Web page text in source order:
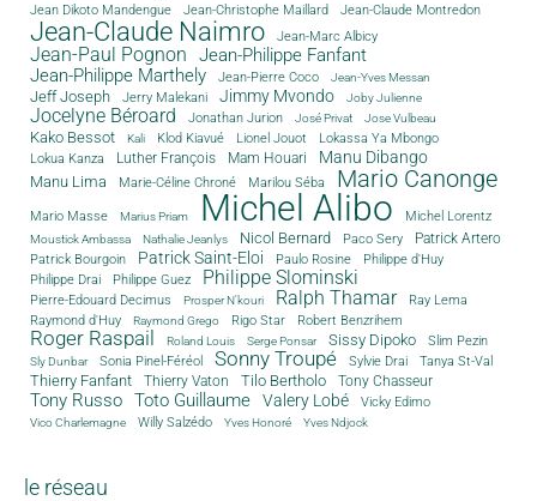
Jean Dikoto Mandengue Jean-Christophe Maillard Jean-Claude Montredon
Jean-Claude Naimro Jean-Marc Albicy
Jean-Paul Pognon
Jean-Philippe Fanfant
Jean-Philippe Marthely
Jean-Pierre Coco Jean-Yves Messan
Jeff Joseph Jerry Malekani Jimmy Mvondo Joby Julienne
Jocelyne Béroard Jonathan Jurion José Privat Jose Vulbeau
Kako Bessot Kali Klod Kiavué Lionel Jouot
Lokassa Ya Mbongo
Lokua Kanza
Luther François Mam Houari Manu Dibango
Manu Lima Marie-Céline Chroné Marilou Séba Mario Canonge
Mario Masse Marius Priam Michel Alibo Michel Lorentz
Moustick Ambassa Nathalie Jeanlys Nicol Bernard Paco Sery
Patrick Artero
Patrick Bourgoin
Patrick Saint-Eloi Paulo Rosine
Philippe d'Huy
Philippe Drai
Philippe Guez Philippe Slominski
Pierre-Edouard Decimus Prosper N'kouri Ralph Thamar
Ray Lema
Raymond d'Huy
Raymond Grego Rigo Star Robert Benzrihem
Roger Raspail Roland Louis Serge Ponsar Sissy Dipoko Slim Pezin
Sly Dunbar Sonia Pinel-Féréol Sonny Troupé Sylvie Drai Tanya St-Val
Thierry Fanfant Thierry Vaton Tilo Bertholo Tony Chasseur
Tony Russo Toto Guillaume Valery Lobé Vicky Edimo
Vico Charlemagne Willy Salzédo Yves Honoré Yves Ndjock
le réseau